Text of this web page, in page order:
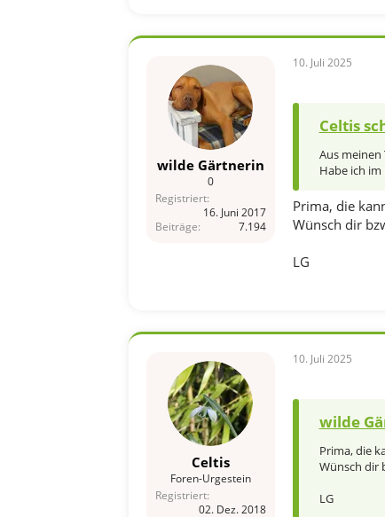
wilde Gärtnerin
0
Registriert
16. Juni 2017
Beiträge
7.194
10. Juli 2025
Celtis
Aus meinen
Habe ich
Prima, die
Wünsch dir
LG
Celtis
Foren-Urgestein
Registriert
02. Dez. 2018
10. Juli 2025
wilde
Prima, die
Wünsch dir
LG